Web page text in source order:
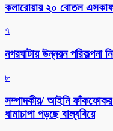
কলারোয়ায় ২০ বোতল
৭
নগরঘাটায় উন্নয়ন পরিকল্পনা
৮
সম্পাদকীয়/ আইনি
ধামাচাপা পড়ছে বাল্যবিয়ে